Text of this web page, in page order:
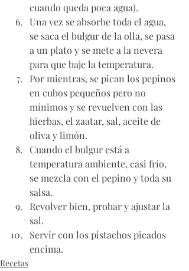
cuando queda poca agua).
Una vez se absorbe toda el agua,
se saca el bulgur de la olla, se pasa
a un plato y se mete a la nevera
para que baje la temperatura.
Por mientras, se pican los pepinos
en cubos pequeños pero no
mínimos y se revuelven con las
hierbas, el zaatar, sal, aceite de
oliva y limón.
Cuando el bulgur está a
temperatura ambiente, casi frío,
se mezcla con el pepino y toda su
salsa.
Revolver bien, probar y ajustar la
sal.
Servir con los pistachos picados
encima.
Recetas